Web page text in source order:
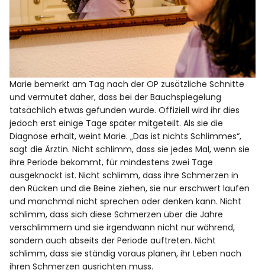
Marie bemerkt am Tag nach der OP zusätzliche Schnitte
und vermutet daher, dass bei der Bauchspiegelung
tatsächlich etwas gefunden wurde. Offiziell wird ihr dies
jedoch erst einige Tage später mitgeteilt. Als sie die
Diagnose erhält, weint Marie. „Das ist nichts Schlimmes“,
sagt die Ärztin. Nicht schlimm, dass sie jedes Mal, wenn sie
ihre Periode bekommt, für mindestens zwei Tage
ausgeknockt ist. Nicht schlimm, dass ihre Schmerzen in
den Rücken und die Beine ziehen, sie nur erschwert laufen
und manchmal nicht sprechen oder denken kann. Nicht
schlimm, dass sich diese Schmerzen über die Jahre
verschlimmern und sie irgendwann nicht nur während,
sondern auch abseits der Periode auftreten. Nicht
schlimm, dass sie ständig voraus planen, ihr Leben nach
ihren Schmerzen ausrichten muss.